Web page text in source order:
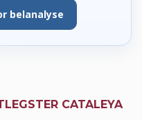
belanalyse
CATALEYA